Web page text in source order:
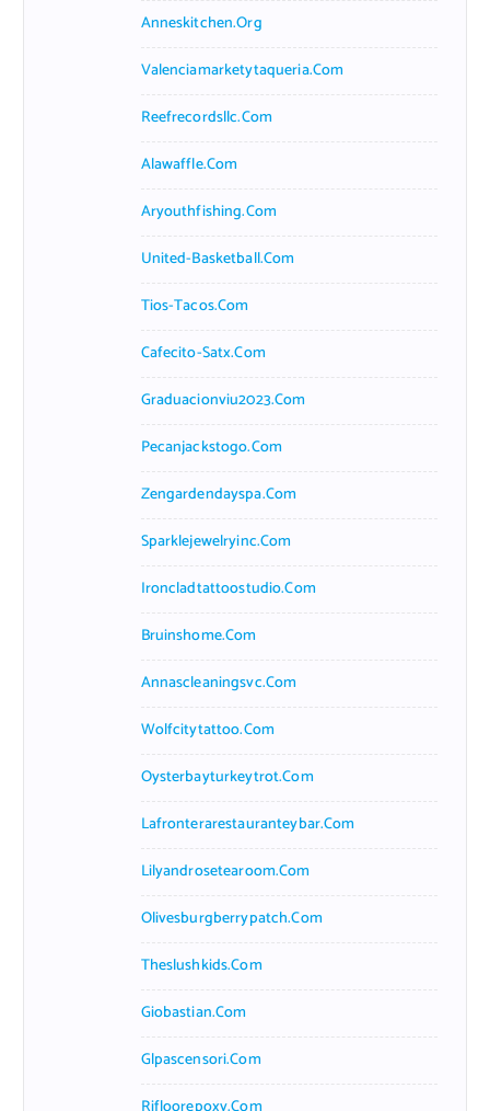
Anneskitchen.org
Valenciamarketytaqueria.com
Reefrecordsllc.com
Alawaffle.com
Aryouthfishing.com
United-Basketball.com
Tios-Tacos.com
Cafecito-Satx.com
Graduacionviu2023.com
Pecanjackstogo.com
Zengardendayspa.com
Sparklejewelryinc.com
Ironcladtattoostudio.com
Bruinshome.com
Annascleaningsvc.com
Wolfcitytattoo.com
Oysterbayturkeytrot.com
Lafronterarestauranteybar.com
Lilyandrosetearoom.com
Olivesburgberrypatch.com
Theslushkids.com
Giobastian.com
Glpascensori.com